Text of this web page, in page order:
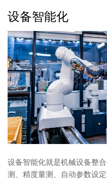
设备智能化
设备智能化就是机械设备整
测、精度量测、自动参数设